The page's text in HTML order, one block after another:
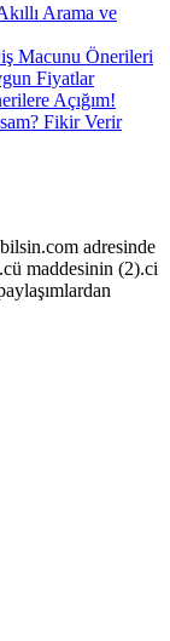
Arama ve
Macunu Önerileri
Fiyatlar
Açığım!
Fikir Verir
adresinde
maddesinin (2).ci